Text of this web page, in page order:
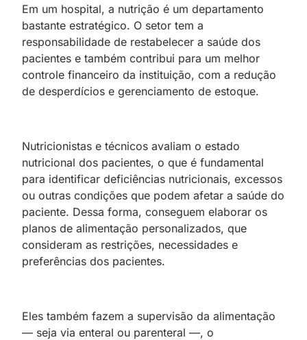
Em um hospital, a nutrição é um departamento
bastante estratégico. O setor tem a
responsabilidade de restabelecer a saúde dos
pacientes e também contribui para um melhor
controle financeiro da instituição, com a redução
de desperdícios e gerenciamento de estoque.
Nutricionistas e técnicos avaliam o estado
nutricional dos pacientes, o que é fundamental
para identificar deficiências nutricionais, excessos
ou outras condições que podem afetar a saúde do
paciente. Dessa forma, conseguem elaborar os
planos de alimentação personalizados, que
consideram as restrições, necessidades e
preferências dos pacientes.
Eles também fazem a supervisão da alimentação
— seja via enteral ou parenteral —, o